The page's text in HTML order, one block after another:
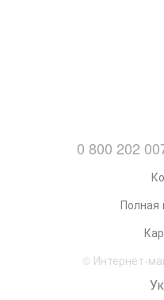
0 800 202
Полная
© Интернет-